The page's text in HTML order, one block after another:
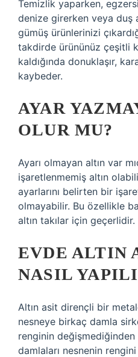
Temizlik yaparken,
denize girerken veya duş
gümüş ürünlerinizi
takdirde ürününüz çeşitli
kaldığında donuklaşır,
kaybeder.
AYAR
OLUR MU?
Ayarı olmayan altın var
işaretlenmemiş altın
ayarlarını belirten bir
olmayabilir. Bu özellikle
altın takılar için geçerlidir.
EVDE ALTIN
NASIL
Altın asit dirençli bir
nesneye birkaç damla
renginin değişmediğinden
damlaları nesnenin